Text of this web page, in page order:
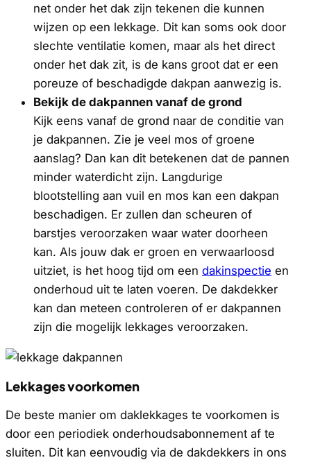
net onder het dak zijn tekenen die kunnen
wijzen op een lekkage. Dit kan soms ook door
slechte ventilatie komen, maar als het direct
onder het dak zit, is de kans groot dat er een
poreuze of beschadigde dakpan aanwezig is.
Bekijk de dakpannen vanaf de grond
Kijk eens vanaf de grond naar de conditie van
je dakpannen. Zie je veel mos of groene
aanslag? Dan kan dit betekenen dat de pannen
minder waterdicht zijn. Langdurige
blootstelling aan vuil en mos kan een dakpan
beschadigen. Er zullen dan scheuren of
barstjes veroorzaken waar water doorheen
kan. Als jouw dak er groen en verwaarloosd
uitziet, is het hoog tijd om een dakinspectie en
onderhoud uit te laten voeren. De dakdekker
kan dan meteen controleren of er dakpannen
zijn die mogelijk lekkages veroorzaken.
Lekkages voorkomen
De beste manier om daklekkages te voorkomen is
door een periodiek onderhoudsabonnement af te
sluiten. Dit kan eenvoudig via de dakdekkers in ons